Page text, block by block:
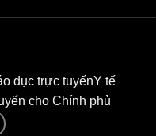
dục trực tuyếnY tế
cho Chính phủ